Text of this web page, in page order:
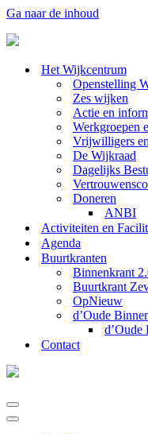
Ga naar de inhoud
Het Wijkcentrum
Openstelling
Zes wijken
Actie en
Werkgroepen
Vrijwilligers
De Wijkraad
Dagelijks
Doneren
ANBI
Activiteiten en
Agenda
Buurtkranten
Binnenkrant
Buurtkrant
OpNieuw
d’Oude
d’Oude
Contact
Navigatie
Menu
Navigatie